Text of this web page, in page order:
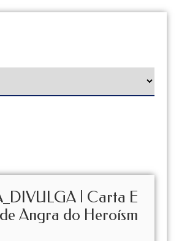
| Carta E
Angra do Heroísm